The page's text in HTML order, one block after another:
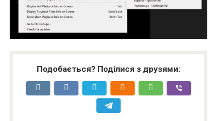
Подобається? Поділися з друзями: